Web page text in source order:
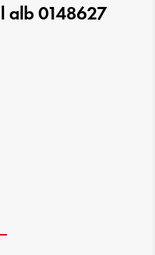
alb 0148627